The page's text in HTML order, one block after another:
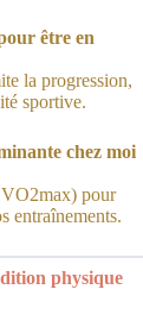
être en
la progression,
sportive.
chez moi
VO2max) pour
entraînements.
physique